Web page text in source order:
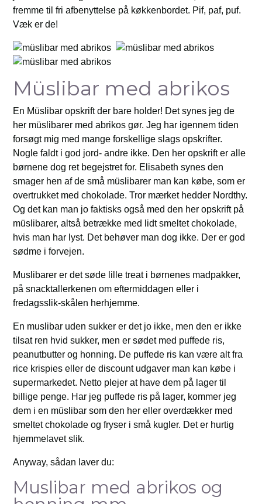
fremme til fri afbenyttelse på køkkenbordet. Pif, paf, puf.
Væk er de!
Müslibar med abrikos
En Müslibar opskrift der bare holder! Det synes jeg de
her müslibarer med abrikos gør. Jeg har igennem tiden
forsøgt mig med mange forskellige slags opskrifter.
Nogle faldt i god jord- andre ikke. Den her opskrift er alle
børnene dog ret begejstret for. Elisabeth synes den
smager hen af de små müslibarer man kan købe, som er
overtrukket med chokolade. Tror mærket hedder Nordthy.
Og det kan man jo faktisks også med den her opskrift på
müslibarer, altså betrække med lidt smeltet chokolade,
hvis man har lyst. Det behøver man dog ikke. Der er god
sødme i forvejen.
Muslibarer er det søde lille treat i børnenes madpakker,
på snacktallerkenen om eftermiddagen eller i
fredagsslik-skålen herhjemme.
En muslibar uden sukker er det jo ikke, men den er ikke
tilsat ren hvid sukker, men er sødet med puffede ris,
peanutbutter og honning. De puffede ris kan være alt fra
rice krispies eller de discount udgaver man kan købe i
supermarkedet. Netto plejer at have dem på lager til
billige penge. Har jeg puffede ris på lager, kommer jeg
dem i en müslibar som den her eller overdækker med
smeltet chokolade og fryser i små kugler. Det er hurtig
hjemmelavet slik.
Anyway, sådan laver du:
Muslibar med abrikos og